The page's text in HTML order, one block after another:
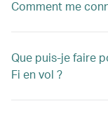
Comment me
Que puis-je faire
Fi en vol ?